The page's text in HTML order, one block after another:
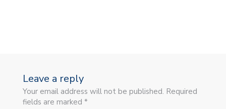
Leave a reply
Your email address will not be published. Required
fields are marked *